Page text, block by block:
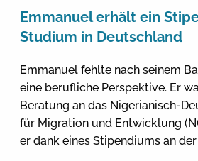
Emmanuel erhält ein
Studium in Deutschland
Emmanuel fehlte nach seinem
eine berufliche Perspektive. Er
Beratung an das Nigerianisch-
für Migration und Entwicklung
er dank eines Stipendiums an